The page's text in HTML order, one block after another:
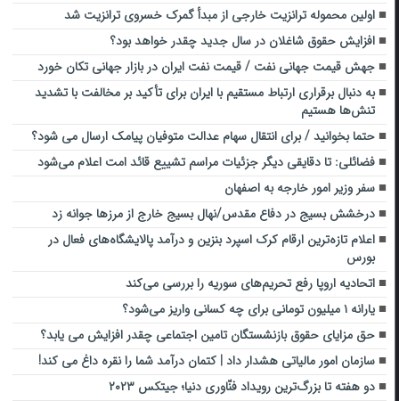
اولین محموله ترانزیت خارجی از مبدأ گمرک خسروی ترانزیت شد
افزایش حقوق شاغلان در سال جدید چقدر خواهد بود؟
جهش قیمت جهانی نفت / قیمت نفت ایران در بازار جهانی تکان خورد
به دنبال برقراری ارتباط مستقیم با ایران برای تأکید بر مخالفت با تشدید
تنش‌ها هستیم
حتما بخوانید / برای انتقال سهام عدالت متوفیان پیامک ارسال می شود؟
فضائلی: تا دقایقی دیگر جزئیات مراسم تشییع قائد امت اعلام می‌شود
سفر وزیر امور خارجه به اصفهان
درخشش بسیج در دفاع مقدس/نهال بسیج خارج از مرزها جوانه زد
اعلام تازه‌ترین ارقام کرک اسپرد بنزین و درآمد پالایشگاه‌های فعال در
بورس
اتحادیه اروپا رفع تحریم‌های سوریه را بررسی می‌کند
یارانه ۱ میلیون تومانی برای چه کسانی واریز می‌شود؟
حق مزایای حقوق بازنشستگان تامین اجتماعی چقدر افزایش می یابد؟
سازمان امور مالیاتی هشدار داد | کتمان درآمد شما را نقره داغ می کند!
دو هفته تا بزرگ‌ترین رویداد فنّاوری دنیا؛ جیتکس ۲۰۲۳